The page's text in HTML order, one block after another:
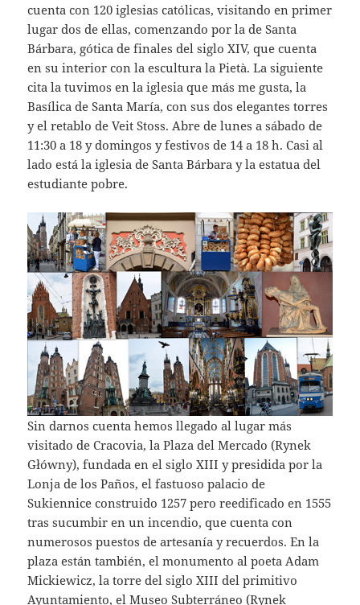
cuenta con 120 iglesias católicas, visitando en primer
lugar dos de ellas, comenzando por la de Santa
Bárbara, gótica de finales del siglo XIV, que cuenta
en su interior con la escultura la Pietà. La siguiente
cita la tuvimos en la iglesia que más me gusta, la
Basílica de Santa María, con sus dos elegantes torres
y el retablo de Veit Stoss. Abre de lunes a sábado de
11:30 a 18 y domingos y festivos de 14 a 18 h. Casi al
lado está la iglesia de Santa Bárbara y la estatua del
estudiante pobre.
Sin darnos cuenta hemos llegado al lugar más
visitado de Cracovia, la Plaza del Mercado (Rynek
Główny), fundada en el siglo XIII y presidida por la
Lonja de los Paños, el fastuoso palacio de
Sukiennice construido 1257 pero reedificado en 1555
tras sucumbir en un incendio, que cuenta con
numerosos puestos de artesanía y recuerdos. En la
plaza están también, el monumento al poeta Adam
Mickiewicz, la torre del siglo XIII del primitivo
Ayuntamiento, el Museo Subterráneo (Rynek